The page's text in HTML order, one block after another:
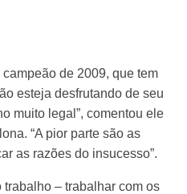
de 2009, que tem
esteja desfrutando de seu
muito legal”, comentou ele
“A pior parte são as
as razões do insucesso”.
trabalho – trabalhar com os